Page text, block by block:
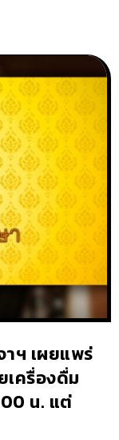
าฯ เผยแพร่
เครื่องดื่ม
น. แต่